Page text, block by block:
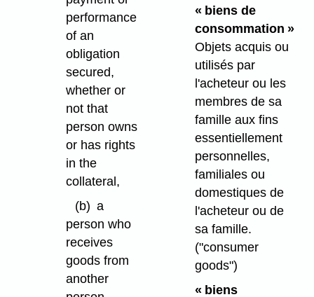
performance
of an
obligation
secured,
whether or
not that
person owns
or has rights
in the
collateral,
(b) a
person who
receives
goods from
another
« biens de
consommation »
Objets acquis ou
utilisés par
l'acheteur ou les
membres de sa
famille aux fins
essentiellement
personnelles,
familiales ou
domestiques de
l'acheteur ou de
sa famille.
("consumer
goods")
« biens